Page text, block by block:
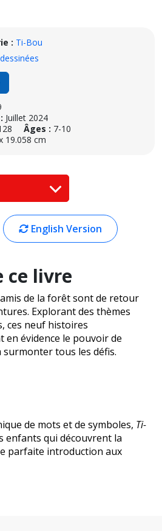
: Ti-Bou
Juillet 2024
Âges : 7-10
19.058 cm
English Version
ce livre
de la forêt sont de retour
Explorant des thèmes
ces neuf histoires
en évidence le pouvoir de
surmonter tous les défis.
de mots et de symboles, Ti-
enfants qui découvrent la
parfaite introduction aux